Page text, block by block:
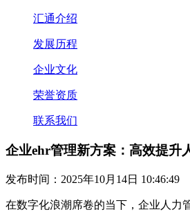
汇通介绍
发展历程
企业文化
荣誉资质
联系我们
企业ehr管理新方案：高效提升
发布时间：2025年10月14日 10:46:49
在数字化浪潮席卷的当下，企业人力